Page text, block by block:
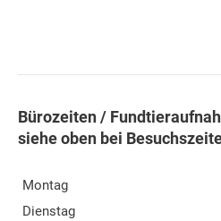
Bürozeiten /
siehe oben bei
Montag
Dienstag